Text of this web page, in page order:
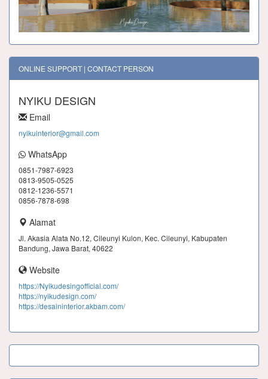
ONLINE SUPPORT | CONTACT PERSON
NYIKU DESIGN
Email
nyikuinterior@gmail.com
WhatsApp
0851-7987-6923
0813-9505-0525
0812-1236-5571
0856-7878-698
Alamat
Jl. Akasia Alata No.12, Cileunyi Kulon, Kec. Cileunyi, Kabupaten
Bandung, Jawa Barat, 40622
Website
https://Nyikudesingofficial.com/
https://nyikudesign.com/
https://desaininterior.akbam.com/